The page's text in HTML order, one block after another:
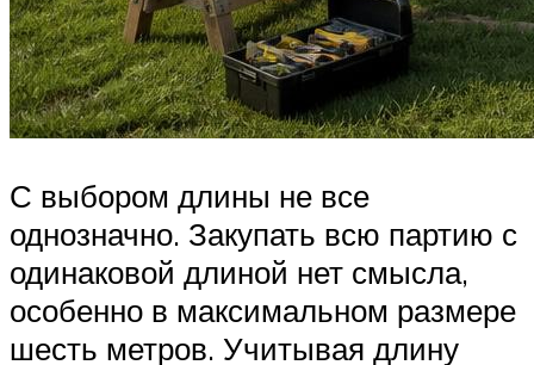
С выбором длины не все
однозначно. Закупать всю партию с
одинаковой длиной нет смысла,
особенно в максимальном размере
шесть метров. Учитывая длину